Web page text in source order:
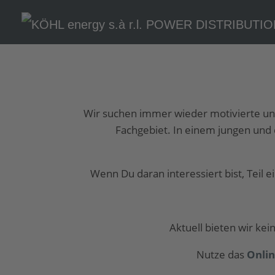
Wir suchen immer wieder motivierte
Fachgebiet. In einem jungen
Wenn Du daran interessiert bist, Teil
Aktuell bieten wir
Nutze das